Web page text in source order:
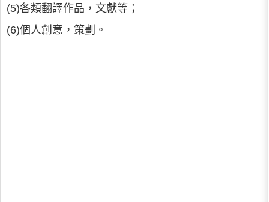
(5)各類翻譯作品，文獻等；
(6)個人創意，策劃。